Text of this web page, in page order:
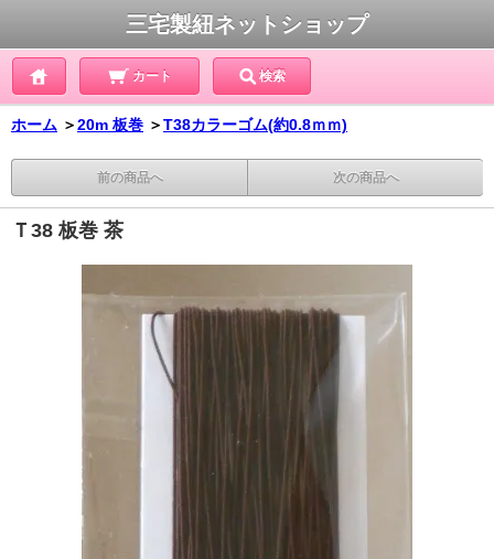
三宅製紐ネットショップ
カート 検索
ホーム ＞20m 板巻 ＞T38カラーゴム(約0.8ｍｍ)
前の商品へ 次の商品へ
Ｔ38 板巻 茶